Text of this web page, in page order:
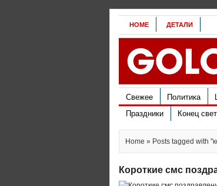
HOME ДЕТАЛИ
Свежее Политика
Праздники
Конец
Home » Posts tagged with
Короткие смс